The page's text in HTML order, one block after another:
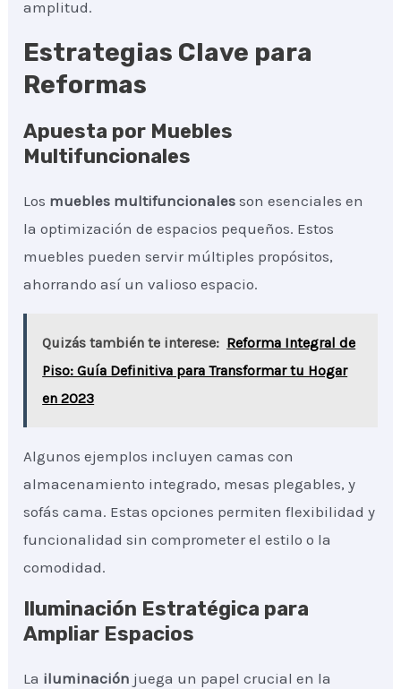
amplitud.
Estrategias Clave para
Reformas
Apuesta por Muebles
Multifuncionales
Los muebles multifuncionales son esenciales en
la optimización de espacios pequeños. Estos
muebles pueden servir múltiples propósitos,
ahorrando así un valioso espacio.
Quizás también te interese: Reforma Integral de
Piso: Guía Definitiva para Transformar tu Hogar
en 2023
Algunos ejemplos incluyen camas con
almacenamiento integrado, mesas plegables, y
sofás cama. Estas opciones permiten flexibilidad y
funcionalidad sin comprometer el estilo o la
comodidad.
Iluminación Estratégica para
Ampliar Espacios
La iluminación juega un papel crucial en la